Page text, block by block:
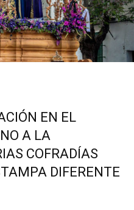
EN EL
A LA
COFRADÍAS
DIFERENTE